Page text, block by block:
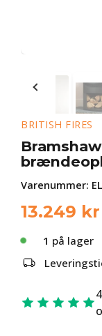
BRITISH FIRES
Varenummer:
13.249 kr
1 på lager